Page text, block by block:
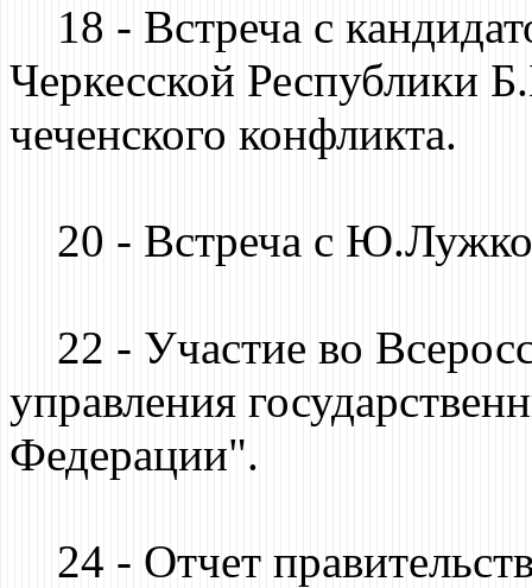
18 - Встреча с
Черкесской Республики
чеченского конфликта.
20 - Встреча с
22 - Участие во
управления
Федерации".
24 - Отчет